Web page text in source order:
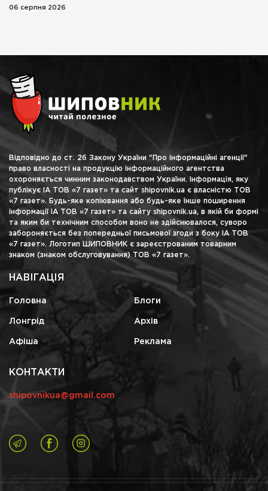
06 серпня 2026
Відповідно до ст. 26 Закону України "Про інформаційні агенції"
право власності на продукцію інформаційного агентства
охороняється чинним законодавством України. Інформація, яку
публікує ІА ТОВ «7 газет» та сайт shipovnik.ua є власністю ТОВ
«7 газет». Будь-яке копіювання або будь-яке інше поширення
інформації ІА ТОВ «7 газет» та сайту shipovnik.ua, в якій би формі
та яким би технічним способом воно не здійснювалося, суворо
забороняється без попередньої письмової згоди з боку ІА ТОВ
«7 газет». Логотип ШИПОВНИК є зареєстрованим товарним
знаком (знаком обслуговування) ТОВ «7 газет».
НАВІГАЦІЯ
Головна Блоги
Лонгрід Архів
Афіша Реклама
КОНТАКТИ
shipovnikua@gmail.com